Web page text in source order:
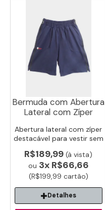
Bermuda com Abertura
Lateral com Zíper
Abertura lateral com zíper
destacável para vestir sem
pós-cirúrgico e reabilitação.
R$189,99 (à vista)
ou 3x R$66,66
(R$199,99 cartão)